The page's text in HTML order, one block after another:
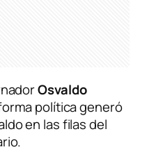
Osvaldo
política generó
en las filas del